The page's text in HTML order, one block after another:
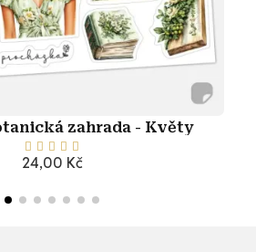
zahrada - Květy
    
24,00 Kč
do košíku